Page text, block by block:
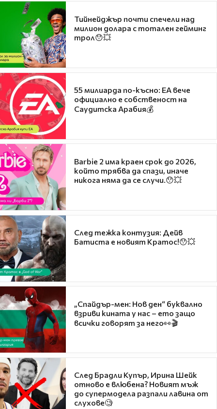
Тийнейджър почти спечели над
милион долара с тотален гейминг
трол😯💥
55 милиарда по-късно: EA вече
официално е собственост на
Саудитска Арабия💰
Barbie 2 има краен срок до 2026,
който трябва да спази, иначе
никога няма да се случи.😯💥
След тежка контузия: Дейв
Батиста е новият Кратос!😯💥
„Спайдър-мен: Нов ден“ буквално
взриви кината у нас – ето защо
всички говорят за него👀🎬
След Брадли Купър, Ирина Шейк
отново е влюбена? Новият мъж
до супермодела разпали лавина от
слухове🧐